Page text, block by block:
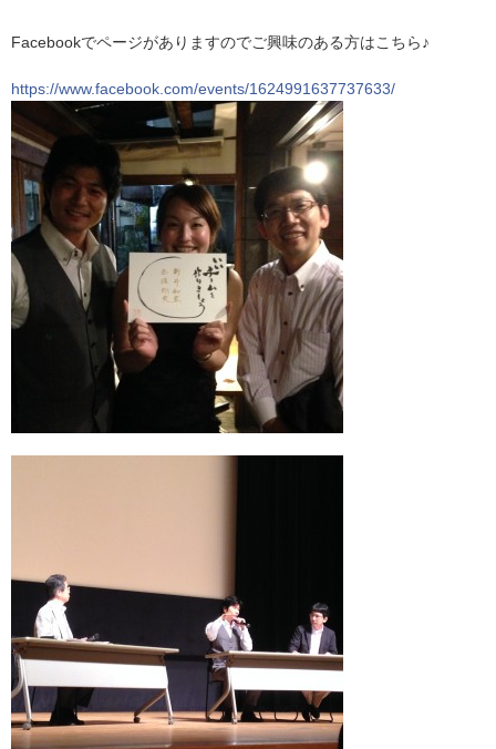
Facebookでページがありますのでご興味のある方はこちら♪
https://www.facebook.com/events/1624991637737633/